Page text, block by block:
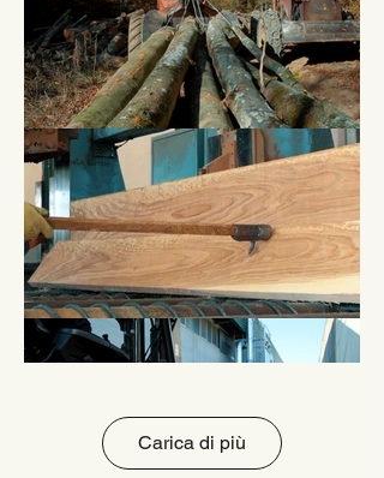
Carica di più